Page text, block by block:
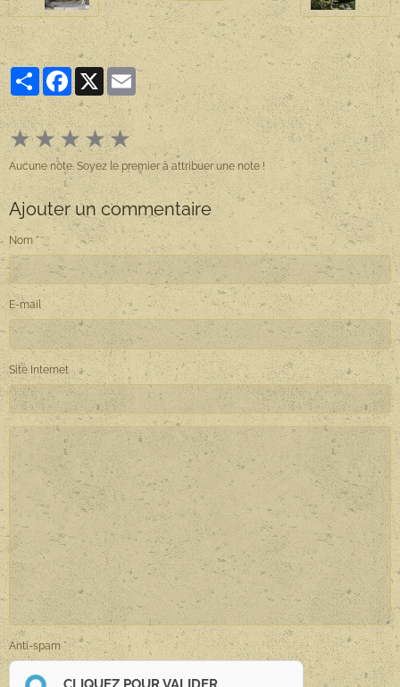
PartagerFacebook
X Email
★★★★★
Aucune note. Soyez le premier à attribuer une note !
Ajouter un commentaire
Nom
E-mail
Site Internet
Anti-spam